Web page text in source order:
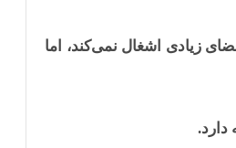
زیادی اشغال نمی‌کند، اما
دارد.